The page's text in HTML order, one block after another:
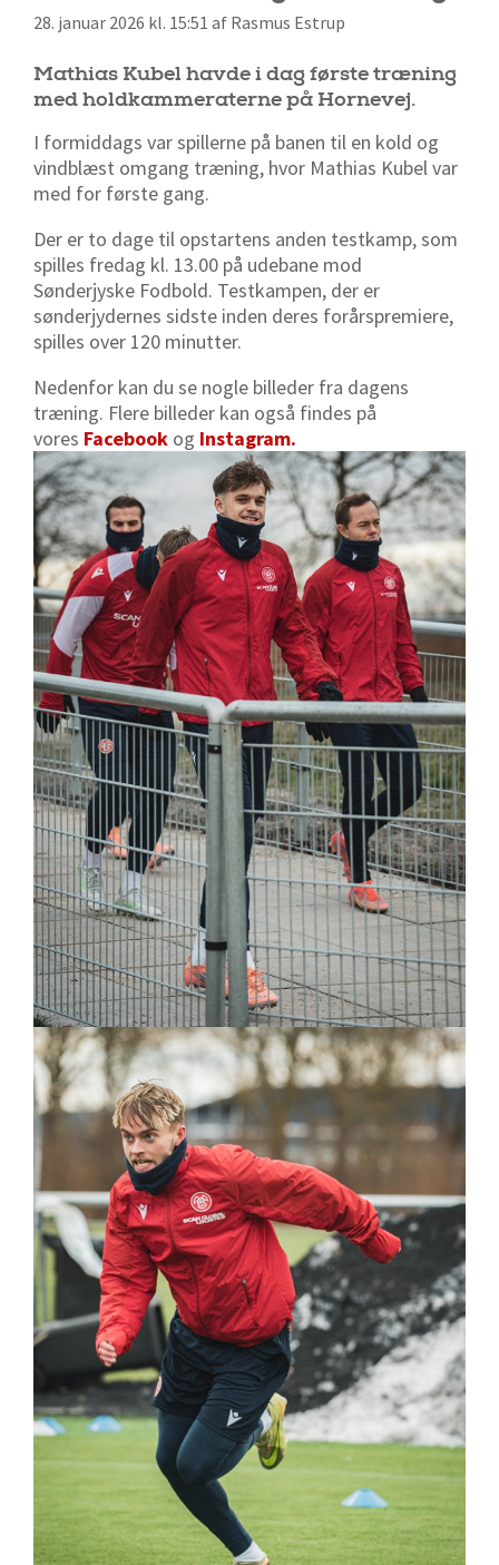
28. januar 2026 kl. 15:51 af Rasmus Estrup
Mathias Kubel havde i dag første træning
med holdkammeraterne på Hornevej.
I formiddags var spillerne på banen til en kold og
vindblæst omgang træning, hvor Mathias Kubel var
med for første gang.
Der er to dage til opstartens anden testkamp, som
spilles fredag kl. 13.00 på udebane mod
Sønderjyske Fodbold. Testkampen, der er
sønderjydernes sidste inden deres forårspremiere,
spilles over 120 minutter.
Nedenfor kan du se nogle billeder fra dagens
træning. Flere billeder kan også findes på
vores Facebook og Instagram.